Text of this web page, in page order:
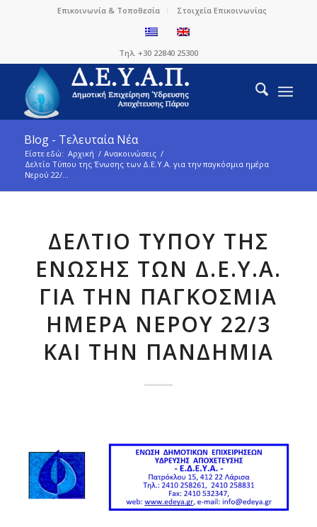
Επικοινωνία & Τοποθεσία Στοιχεία Επικοινωνίας
Τηλ. +30 22840 25300
Blog - Τελευταία Νέα
Είστε εδώ: Αρχική / Ανακοινώσεις /
Δελτίο Τύπου της Ένωσης των Δ.Ε.Υ.Α. για την παγκόσμια ημέρα
Νερού 22/...
ΔΕΛΤΊΟ ΤΎΠΟΥ ΤΗΣ
ΈΝΩΣΗΣ ΤΩΝ Δ.Ε.Υ.Α.
ΓΙΑ ΤΗΝ ΠΑΓΚΌΣΜΙΑ
ΗΜΈΡΑ ΝΕΡΟΎ 22/3
ΚΑΙ ΤΗΝ ΠΑΝΔΗΜΊΑ